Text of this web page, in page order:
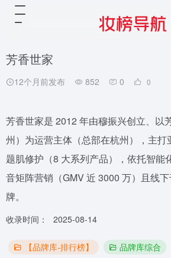
芳香世家
12个月前发布 852 0 0
芳香世家是 2012 年由穆振兴创立、以
州）为运营主体（总部在杭州），主打
题肌修护（8 大系列产品），依托智能
音矩阵营销（GMV 近 3000 万）且线
牌。
收录时间： 2025-08-14
【品牌库-排行榜】 品牌库综合